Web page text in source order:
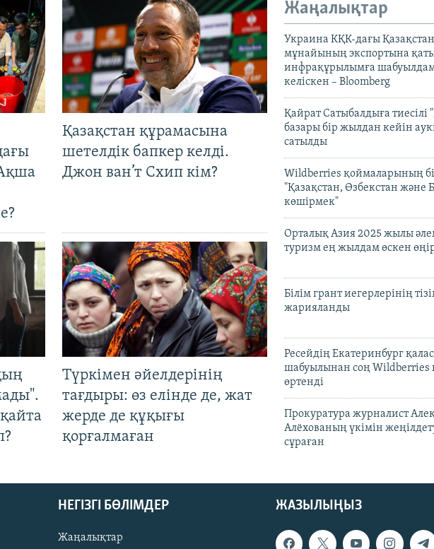
Қазақстан құрамасына
шетелдік бапкер келді.
Джон ван’т Схип кім?
Түркімен әйелдерінің
тағдыры: өз елінде де, жат
жерде де құқығы
қорғалмаған
Жаңалықтар
Украина КҚК-дағы Қазақстан
мұнайының экспортына
инфрақұрылымға
келіскен – Bloomberg
Қайрат Сатыбалдыға тиесілі
базары бір жылдан кейін
сатылды
Wildberries қоймаларының
"Қазақстан, Өзбекстан және
көшірмек"
Орталық Азия 2025 жылы
туризм ең жылдам өскен
Білім грант иегерлерінің
жарияланды
Ресейдің Екатеринбург
шабуылынан соң Wildberries
өртенді
Прокуратура журналист
Алёхованың үкімін
сұраған
ЖАЗЫЛЫҢЫЗ
НЕГІЗГІ БӨЛІМДЕР
Жаңалықтар